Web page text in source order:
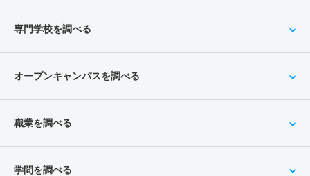
専門学校を調べる
オープンキャンパスを調べる
職業を調べる
学問を調べる